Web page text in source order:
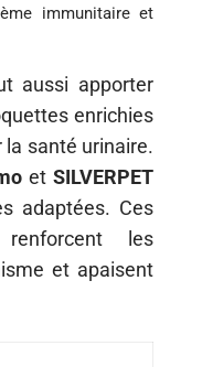
immunitaire et
aussi apporter
enrichies
santé urinaire.
etSILVERPET
adaptées. Ces
renforcent les
et apaisent